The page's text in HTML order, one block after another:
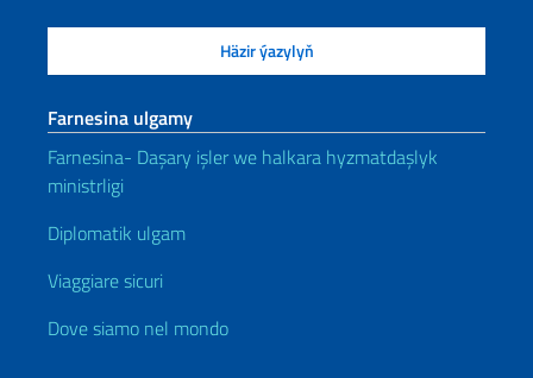
Farnesina ulgamy
Farnesina- Daşary işler we halkara hyzmatdaşlyk
ministrligi
Diplomatik ulgam
Viaggiare sicuri
Dove siamo nel mondo